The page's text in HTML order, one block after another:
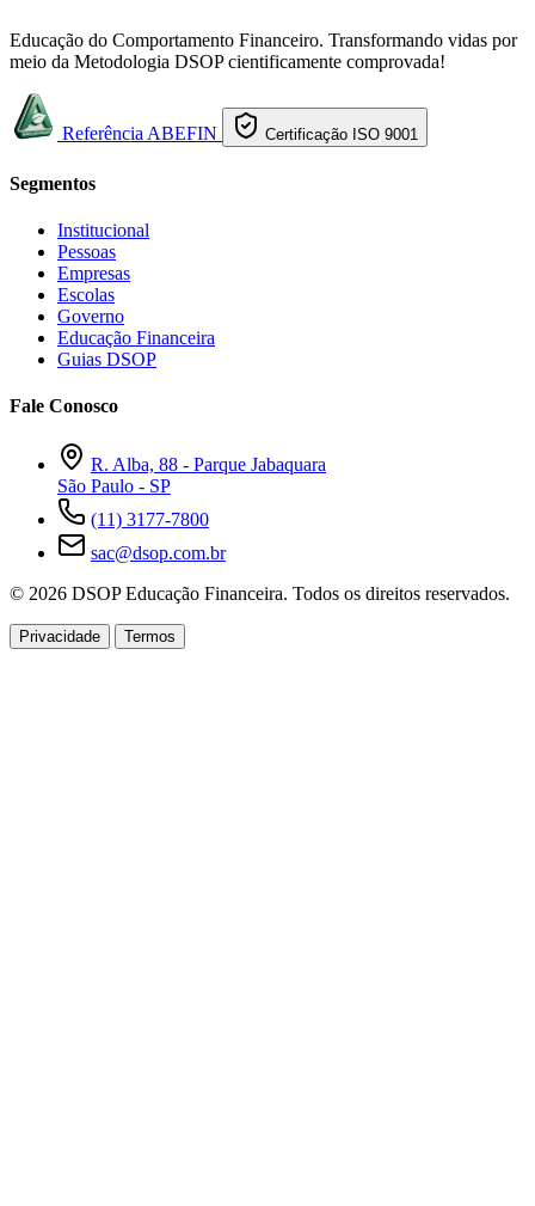
Educação do Comportamento Financeiro. Transformando vidas por
meio da Metodologia DSOP cientificamente comprovada!
Referência ABEFIN Certificação ISO 9001
Segmentos
Institucional
Pessoas
Empresas
Escolas
Governo
Educação Financeira
Guias DSOP
Fale Conosco
R. Alba, 88 - Parque Jabaquara
São Paulo - SP
(11) 3177-7800
sac@dsop.com.br
© 2026 DSOP Educação Financeira. Todos os direitos reservados.
Privacidade Termos